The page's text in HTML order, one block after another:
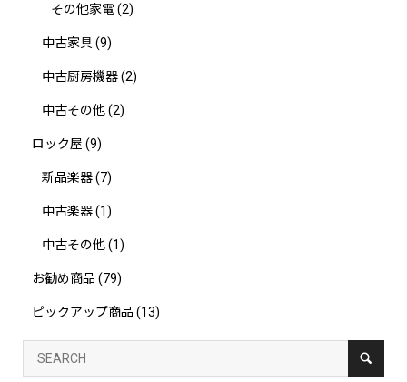
その他家電(2)
中古家具(9)
中古厨房機器(2)
中古その他(2)
ロック屋 (9)
新品楽器(7)
中古楽器(1)
中古その他(1)
お勧め商品 (79)
ピックアップ商品 (13)